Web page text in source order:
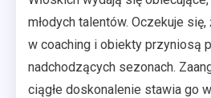
młodych talentów. Oczekuje
w coaching i obiekty przyniosą
nadchodzących sezonach.
ciągłe doskonalenie stawia go